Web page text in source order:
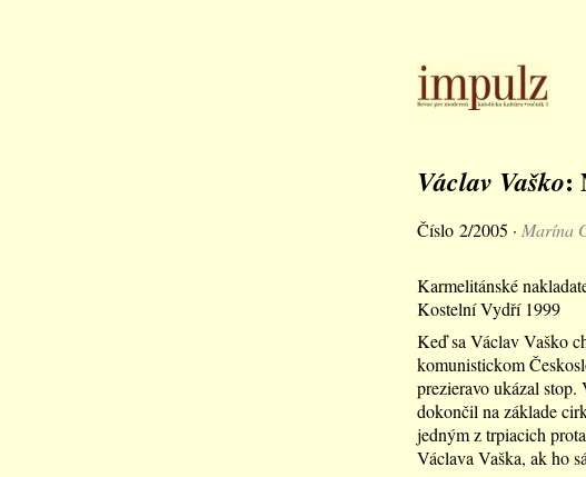
Václav Vaško:
Číslo 2/2005 · Marína
Karmelitánské
Kostelní Vydří 1999
Keď sa Václav Vaško
komunistickom
prezieravo ukázal
dokončil na základe
jedným z trpiacich
Václava Vaška, ak ho